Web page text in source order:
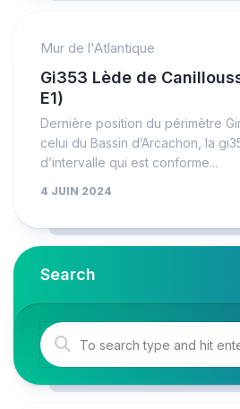
Mur de l'Atlantique
Gi353 Lède de
E1)
Dernière position du périmètre
celui du Bassin d’Arcachon, la
d’intervalle qui est conforme...
4 JUIN 2024
Search